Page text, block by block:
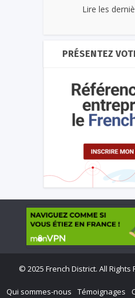
Lire les
PRÉSENTEZ
© 2025 French District. All
Qui sommes-nous Témoignages